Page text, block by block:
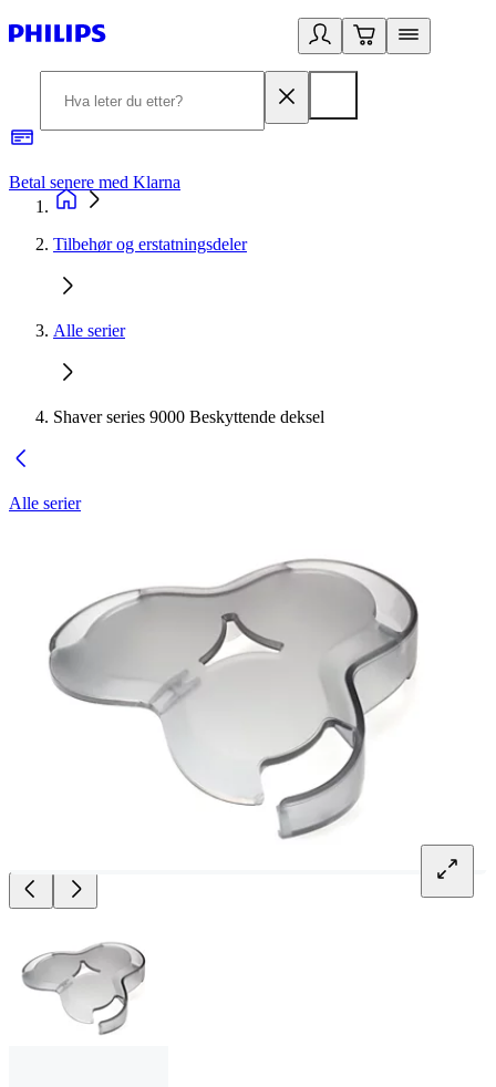
Betal senere med Klarna
Tilbehør og erstatningsdeler
Alle serier
Shaver series 9000 Beskyttende deksel
Alle serier